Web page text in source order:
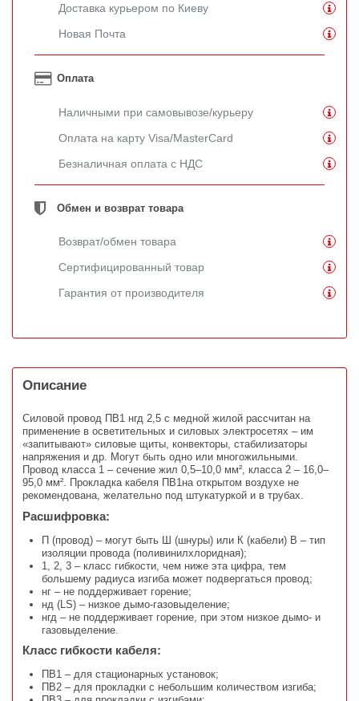
Доставка курьером по Киеву
Новая Почта
Оплата
Наличными при самовывозе/курьеру
Оплата на карту Visa/MasterCard
Безналичная оплата с НДС
Обмен и возврат товара
Возврат/обмен товара
Сертифицированный товар
Гарантия от производителя
Описание
Силовой провод ПВ1 нгд 2,5 с медной жилой рассчитан на
применение в осветительных и силовых электросетях – им
«запитывают» силовые щиты, конвекторы, стабилизаторы
напряжения и др. Могут быть одно или многожильными.
Провод класса 1 – сечение жил 0,5–10,0 мм², класса 2 – 16,0–
95,0 мм². Прокладка кабеля ПВ1на открытом воздухе не
рекомендована, желательно под штукатуркой и в трубах.
Расшифровка:
П (провод) – могут быть Ш (шнуры) или К (кабели) В – тип
изоляции провода (поливинилхлоридная);
1, 2, 3 – класс гибкости, чем ниже эта цифра, тем
большему радиуса изгиба может подвергаться провод;
нг – не поддерживает горение;
нд (LS) – низкое дымо-газовыделение;
нгд – не поддерживает горение, при этом низкое дымо- и
газовыделение.
Класс гибкости кабеля:
ПВ1 – для стационарных установок;
ПВ2 – для прокладки с небольшим количеством изгиба;